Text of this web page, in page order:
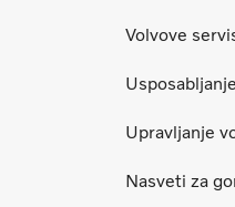
Volvove
Upravljanje
Nasveti za